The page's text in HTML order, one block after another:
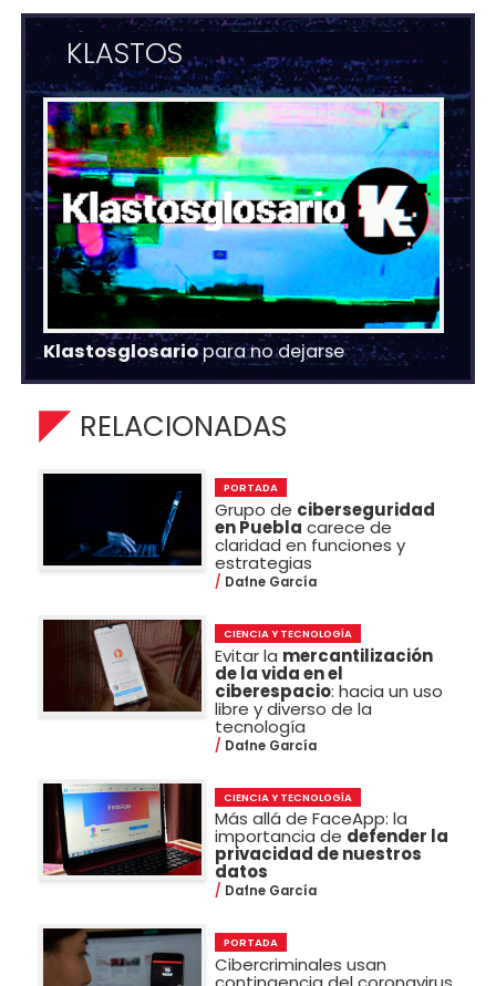
KLASTOS
Klastosglosariopara no dejarse
RELACIONADAS
PORTADA
Grupo de ciberseguridad
en Puebla carece de
claridad en funciones y
estrategias
Dafne García
CIENCIA Y TECNOLOGÍA
Evitar la mercantilización
de la vida en el
ciberespacio: hacia un uso
libre y diverso de la
tecnología
Dafne García
CIENCIA Y TECNOLOGÍA
Más allá de FaceApp: la
importancia de defender la
privacidad de nuestros
datos
Dafne García
PORTADA
Cibercriminales usan